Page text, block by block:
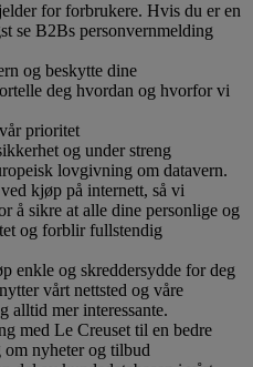
for forbrukere. Hvis du er en
se B2Bs personvernmelding
og beskytte dine
deg hvordan og hvorfor vi
prioritet
og under streng
lovgivning om datavern.
kjøp på internett, så vi
å sikre at alle dine personlige og
og forblir fullstendig
enkle og skreddersydde for deg
vårt nettsted og våre
alltid mer interessante.
med Le Creuset til en bedre
om nyheter og tilbud